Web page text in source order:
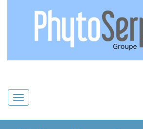
Navigation